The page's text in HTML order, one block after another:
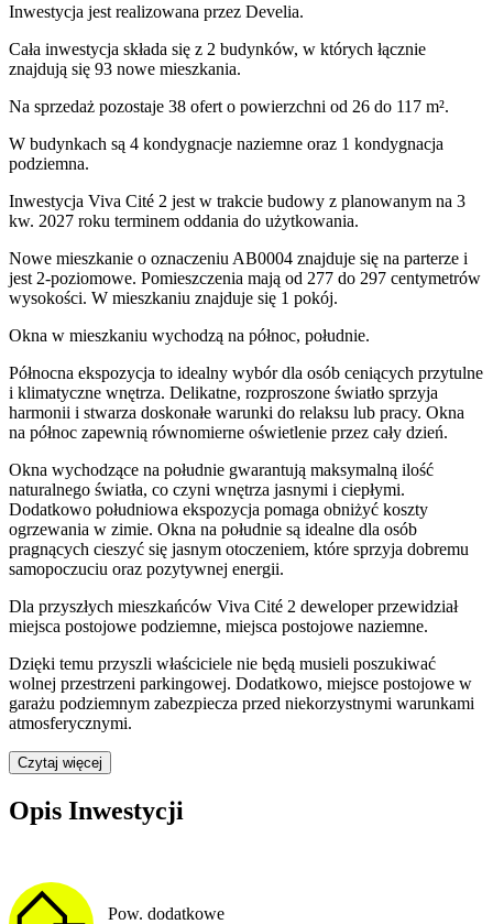
Inwestycja jest realizowana przez Develia.
Cała inwestycja składa się z 2 budynków, w których łącznie
znajdują się 93 nowe mieszkania.
Na sprzedaż pozostaje 38 ofert o powierzchni od 26 do 117 m².
W budynkach są 4 kondygnacje naziemne oraz 1 kondygnacja
podziemna.
Inwestycja Viva Cité 2 jest w trakcie budowy z planowanym na 3
kw. 2027 roku terminem oddania do użytkowania.
Nowe mieszkanie o oznaczeniu AB0004 znajduje się na parterze i
jest 2-poziomowe. Pomieszczenia mają od 277 do 297 centymetrów
wysokości. W mieszkaniu znajduje się 1 pokój.
Okna w mieszkaniu wychodzą na północ, południe.
Północna ekspozycja to idealny wybór dla osób ceniących przytulne
i klimatyczne wnętrza. Delikatne, rozproszone światło sprzyja
harmonii i stwarza doskonałe warunki do relaksu lub pracy. Okna
na północ zapewnią równomierne oświetlenie przez cały dzień.
Okna wychodzące na południe gwarantują maksymalną ilość
naturalnego światła, co czyni wnętrza jasnymi i ciepłymi.
Dodatkowo południowa ekspozycja pomaga obniżyć koszty
ogrzewania w zimie. Okna na południe są idealne dla osób
pragnących cieszyć się jasnym otoczeniem, które sprzyja dobremu
samopoczuciu oraz pozytywnej energii.
Dla przyszłych mieszkańców Viva Cité 2 deweloper przewidział
miejsca postojowe podziemne, miejsca postojowe naziemne.
Dzięki temu przyszli właściciele nie będą musieli poszukiwać
wolnej przestrzeni parkingowej. Dodatkowo, miejsce postojowe w
garażu podziemnym zabezpiecza przed niekorzystnymi warunkami
atmosferycznymi.
Czytaj więcej
Opis Inwestycji
Pow. dodatkowe